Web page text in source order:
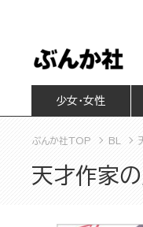
少女・女性
ぶんか社TOP BL
天才作家の